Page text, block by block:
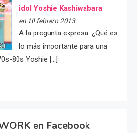
idol Yoshie Kashiwabara
en 10 febrero 2013
A la pregunta expresa: ¿Qué es
lo más importante para una
80s Yoshie […]
en Facebook